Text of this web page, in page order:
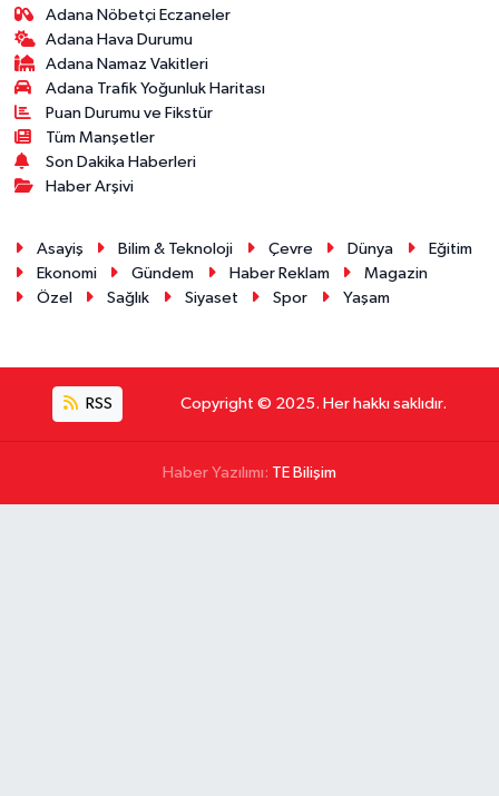
Adana Nöbetçi Eczaneler
Adana Hava Durumu
Adana Namaz Vakitleri
Adana Trafik Yoğunluk Haritası
Puan Durumu ve Fikstür
Tüm Manşetler
Son Dakika Haberleri
Haber Arşivi
Asayiş Bilim & Teknoloji Çevre Dünya
Eğitim
Ekonomi
Gündem Haber Reklam
Magazin
Özel
Sağlık Siyaset Spor Yaşam
RSS Copyright © 2025. Her hakkı saklıdır.
Haber Yazılımı: TE Bilişim